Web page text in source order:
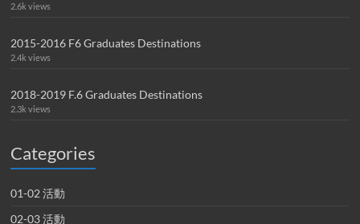
2.6k views
2015-2016 F6 Graduates Destinations
2.4k views
2018-2019 F.6 Graduates Destinations
2.3k views
Categories
01-02 活動
02-03 活動